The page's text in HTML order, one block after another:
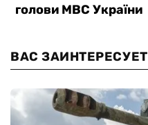
ВАС ЗАИНТЕРЕСУЕТ